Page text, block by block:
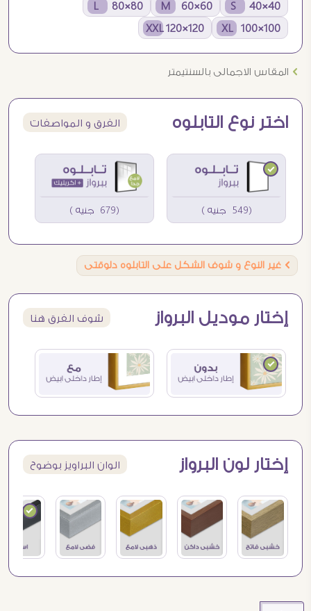
40×40 S
60×60 M
80×80 L
100×100 XL
120×120 XXL
Ö المقاس الاجمالى بالسنتيمتر
اختر نوع التابلوه الفرق و المواصفات
(549 جنيه ) (679 جنيه )
Ö غير النوع و شوف الشكل على التابلوه دلوقتى
إختار موديل البرواز شوف الفرق هنا
إختار لون البرواز الوان البراويز بوضوح